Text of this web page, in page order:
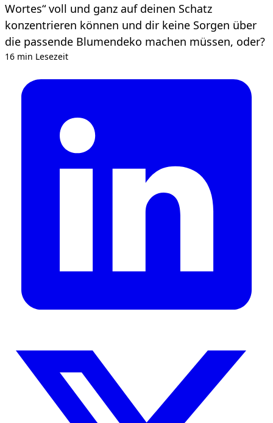
Wortes“ voll und ganz auf deinen Schatz
konzentrieren können und dir keine Sorgen über
die passende Blumendeko machen müssen, oder?
16 min Lesezeit